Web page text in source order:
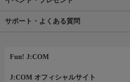
サポート・よくある質問
Fun! J:COM
J:COM オフィシャルサイト